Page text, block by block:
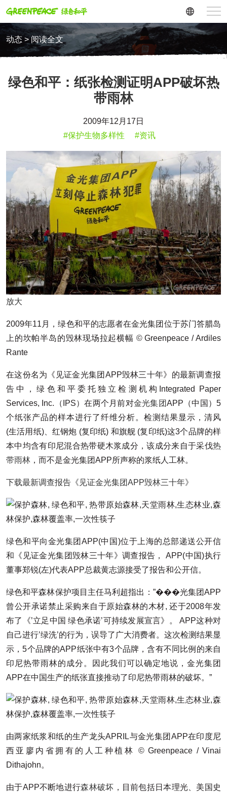
动态 > 阅读全文
绿色和平：纸张检测证明APP破坏热
带雨林
2009年12月17日
#保护生物多样性
#资讯
放大
2009年11月，绿色和平的志愿者在金光集团位于苏门答腊岛
上的坎帕半岛的毁林现场拉起横幅 © Greenpeace / Ardiles
Rante
在这份名为《见证金光集团APP毁林三十年》的最新调查报
告中，绿色和平委托独立检测机构Integrated Paper
Services, Inc.（IPS）在两个月前对金光集团APP（中国）5
个纸张产品的样本进行了纤维分析。检测结果显示，清风
(生活用纸)、红钢炮 (复印纸) 和旗舰 (复印纸)这3个品牌的样
本中均含有印尼混合热带硬木浆成分，该成分来自于采伐热
带雨林 ，而不是金光集团APP所声称的浆纸人工林。
下载最新调查报告《见证金光集团APP毁林三十年》
绿色和平向金光集团APP(中国)位于上海的总部递送公开信
和《见证金光集团毁林三十年》调查报告， APP(中国)执行
董事郑锐(左)代表APP总裁黄志源接受了报告和公开信。
绿色和平森林保护项目主任马利超指出：”���光集团APP
曾公开承诺禁止采购来自于原始森林的木材, 还于2008年发
布了《’立足中国 绿色承诺’可持续发展宣言》。 APP这种对
自己进行’绿洗’的行为，误导了广大消费者。这次检测结果显
示，5个品牌的APP纸张中有3个品牌，含有不同比例的来自
印尼热带雨林的成分。因此我们可以确定地说，金光集团
APP在中国生产的纸张直接推动了印尼热带雨林的破坏。”
由两家纸浆和纸的生产龙头APRIL与金光集团APP在印度尼
西亚廖内省拥有的人工种植林 © Greenpeace / Vinai
Dithajohn。
由于APP不断地进行森林破坏 ，目前包括日本理光、美国史